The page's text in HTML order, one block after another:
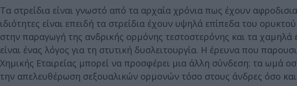
Τα στρείδια είναι γνωστό από τα αρχαία χρόνια πως έχουν
ιδιότητες είναι επειδή τα στρείδια έχουν υψηλά επίπεδα του
στην παραγωγή της ανδρικής ορμόνης τεστοστερόνης και τα
είναι ένας λόγος για τη στυτική δυσλειτουργία. Η έρευνα που
Χημικής Εταιρείας μπορεί να προσφέρει μια άλλη σύνδεση: τα ωμά
την απελευθέρωση σεξουαλικών ορμονών τόσο στους άνδρες όσο και